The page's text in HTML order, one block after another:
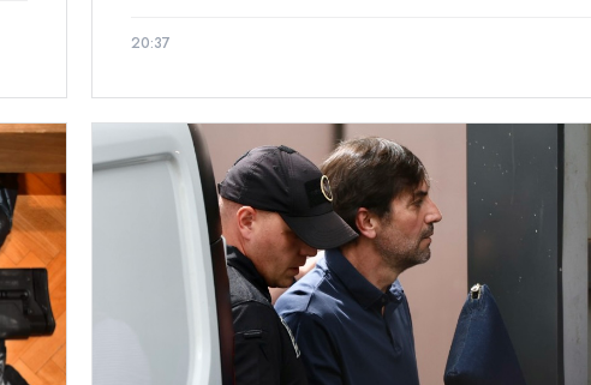
20:37